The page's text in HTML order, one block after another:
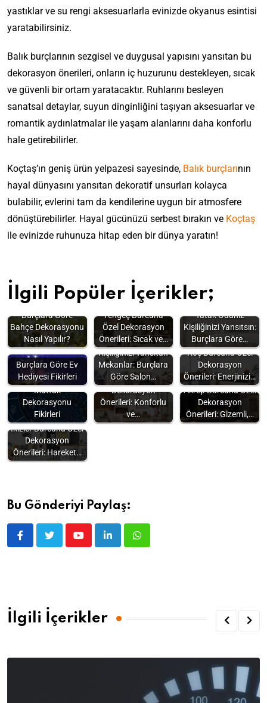
yastıklar ve su rengi aksesuarlarla evinizde okyanus esintisi
yaratabilirsiniz.
Balık burçlarının sezgisel ve duygusal yapısını yansıtan bu
dekorasyon önerileri, onların iç huzurunu destekleyen, sıcak
ve güvenli bir ortam yaratacaktır. Ruhlarını besleyen
sanatsal detaylar, suyun dinginliğini taşıyan aksesuarlar ve
romantik aydınlatmalar ile yaşam alanlarını daha konforlu
hale getirebilirler.
Koçtaş’ın geniş ürün yelpazesi sayesinde, Balık burçlarının
hayal dünyasını yansıtan dekoratif unsurları kolayca
bulabilir, evlerini tam da kendilerine uygun bir atmosfere
dönüştürebilirler. Hayal gücünüzü serbest bırakın ve Koçtaş
ile evinizde ruhunuza hitap eden bir dünya yaratın!
İlgili Popüler İçerikler;
Burçlara Göre
Bahçe Dekorasyonu
Nasıl Yapılır?
Yengeç Burcuna
Özel Dekorasyon
Önerileri: Sıcak ve…
Yatak Odanız
Kişiliğinizi Yansıtsın:
Burçlara Göre…
Burçlara Göre Ev
Hediyesi Fikirleri
Kişiliğinizi Yansıtan
Mekanlar: Burçlara
Göre Salon…
Koç Burcuna Özel
Dekorasyon
Önerileri: Enerjinizi…
Burçlara Göre
Mutfak
Dekorasyonu
Fikirleri
Boğa Burcuna Özel
Dekorasyon
Önerileri: Konforlu
ve…
Akrep Burcuna Özel
Dekorasyon
Önerileri: Gizemli,…
İkizler Burcuna Özel
Dekorasyon
Önerileri: Hareket…
Bu Gönderiyi Paylaş:
İlgili İçerikler